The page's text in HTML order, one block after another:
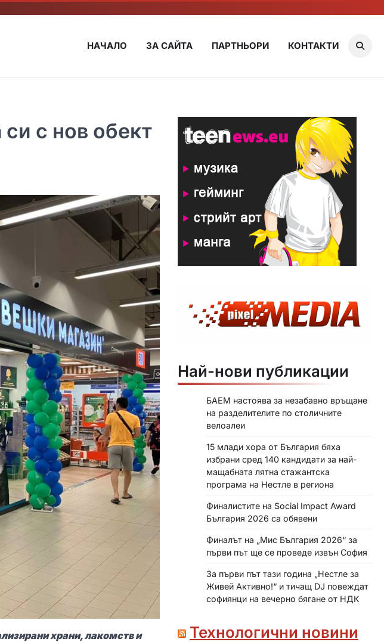
НАЧАЛО ЗА САЙТА ПАРТНЬОРИ КОНТАКТИ
с нов обект
храни, лакомств и
Най-нови публикации
БАЕМ настоява за незабавно връщане
на разделителите по столичните
велоалеи
15 млади хора от България бяха
избрани сред 140 кандидати за най-
мащабната лятна стажантска
програма на Нестле в региона
Финалистите на Social Impact Award
България 2026 са обявени
Финалът на „Мис България 2026“ за
първи път ще се проведе извън София
За първи път тази година „Нестле за
Живей Активно!“ и тичащ DJ повеждат
софиянци на вечерно бягане от НДК
Технологични новини